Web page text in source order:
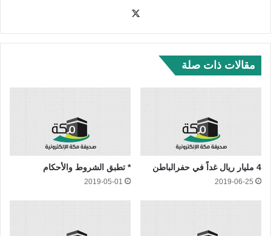
مقالات ذات صلة
4 مليار ريال غداً في حفرالباطن
2019-06-25
* تطبق الشروط والأحكام
2019-05-01